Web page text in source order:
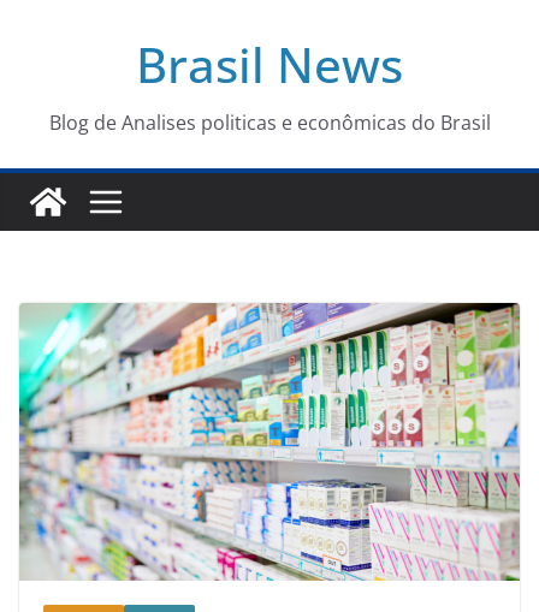
conteúdo
Brasil News
Blog de Analises politicas e econômicas do Brasil